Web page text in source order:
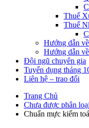
Thuế
Thuế
Hướng dẫn
Hướng dẫn
Đội ngũ chuyên gia
Tuyển dụng tháng
Liên hệ – trao đổi
Trang Chủ
Chưa được phân loại
Chuẩn mực kiểm